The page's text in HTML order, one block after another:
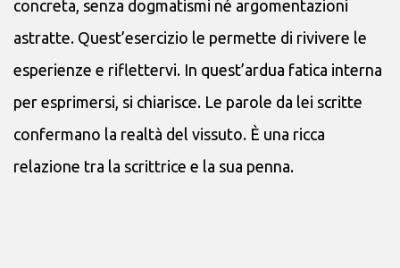
concreta, senza dogmatismi né argomentazioni
astratte. Quest’esercizio le permette di rivivere le
esperienze e riflettervi. In quest’ardua fatica interna
per esprimersi, si chiarisce. Le parole da lei scritte
confermano la realtà del vissuto. È una ricca
relazione tra la scrittrice e la sua penna.